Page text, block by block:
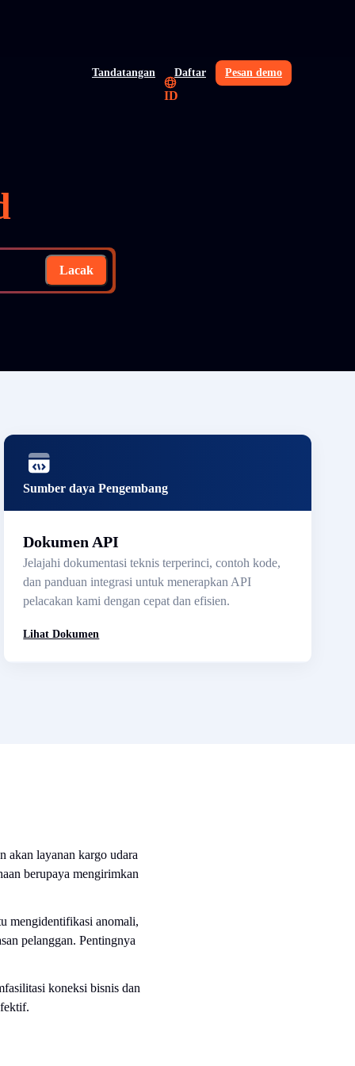
Tandatangan Daftar Pesan demo
ID
Lacak
Sumber daya Pengembang
Dokumen API
Jelajahi dokumentasi teknis terperinci, contoh kode,
dan panduan integrasi untuk menerapkan API
pelacakan kami dengan cepat dan efisien.
Lihat Dokumen
akan layanan kargo udara
berupaya mengirimkan
mengidentifikasi anomali,
pelanggan. Pentingnya
koneksi bisnis dan